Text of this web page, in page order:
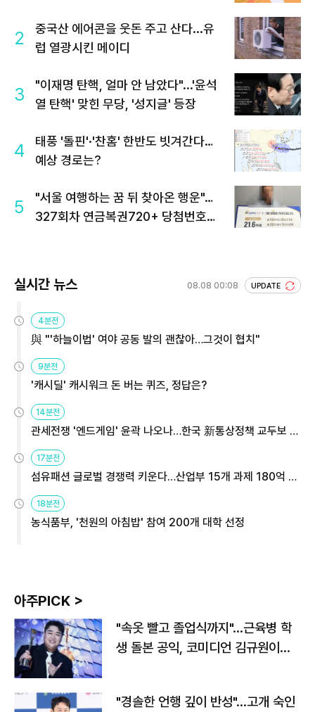
2
중국산 에어콘을 웃돈 주고 산다...유
럽 열광시킨 메이디
3
"이재명 탄핵, 얼마 안 남았다"...'윤석
열 탄핵' 맞힌 무당, '성지글' 등장
4
태풍 '돌핀'·'찬홈' 한반도 빗겨간다…
예상 경로는?
5
"서울 여행하는 꿈 뒤 찾아온 행운"…
327회차 연금복권720+ 당첨번호조
실시간 뉴스 08.08 00:08 UPDATE
4분전
與 "'하늘이법' 여야 공동 발의 괜찮아…그것이 협치"
9분전
'캐시딜' 캐시워크 돈 버는 퀴즈, 정답은?
14분전
관세전쟁 '엔드게임' 윤곽 나오나…한국 新통상정책 교두보 활
용해야
17분전
섬유패션 글로벌 경쟁력 키운다…산업부 15개 과제 180억 지
원
18분전
농식품부, '천원의 아침밥' 참여 200개 대학 선정
아주PICK >
"속옷 빨고 졸업식까지"…근육병 학
생 돌본 공익, 코미디언 김규원이었
"경솔한 언행 깊이 반성"…고개 숙인